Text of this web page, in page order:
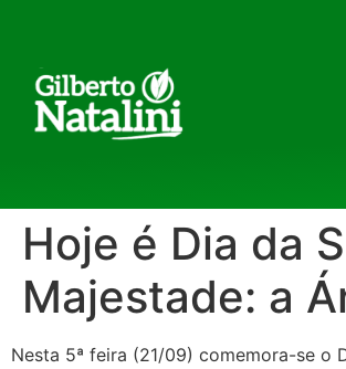
Hoje é Dia da
Majestade: a
Nesta 5ª feira (21/09) comemora-se o